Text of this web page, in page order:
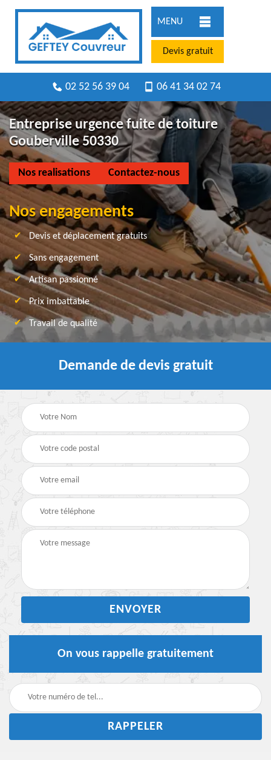
MENU
Devis gratuit
02 52 56 39 04 06 41 34 02 74
Entreprise urgence fuite de toiture
Gouberville 50330
Nos realisations Contactez-nous
Nos engagements
Devis et déplacement gratuits
Sans engagement
Artisan passionné
Prix imbattable
Travail de qualité
Demande de devis gratuit
On vous rappelle gratuitement